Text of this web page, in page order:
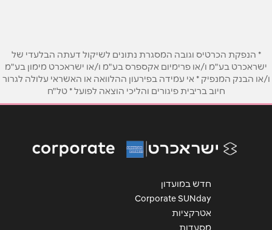
* הנפקת הכרטיס וגובה המסגרת נתונים לשיקול דעתה הבלעדי של
ישראכרט בע"מ ו/או פרימיום אקספרס בע"מ ו/או ישראכרט מימון בע"מ
ו/או הבנק המנפיק * אי עמידה בפירעון ההלוואה או האשראי עלולה לגרור
חיוב בריבית פיגורים והליכי הוצאה לפועל * טל"ח
חדש במועדון
Corporate SUNday
אטרקציות
מסעדות